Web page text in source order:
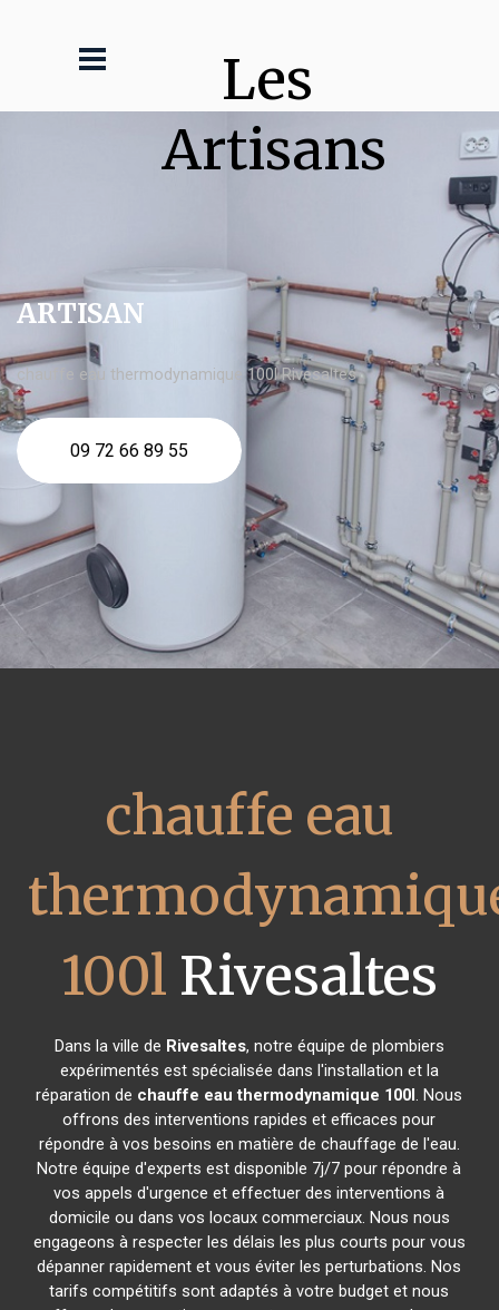
Les
Artisans
ARTISAN
chauffe eau thermodynamique 100l Rivesaltes
09 72 66 89 55
chauffe eau
100l Rivesaltes
Dans la ville de Rivesaltes, notre équipe de plombiers
expérimentés est spécialisée dans l'installation et la
réparation de chauffe eau thermodynamique 100l. Nous
offrons des interventions rapides et efficaces pour
répondre à vos besoins en matière de chauffage de l'eau.
Notre équipe d'experts est disponible 7j/7 pour répondre à
vos appels d'urgence et effectuer des interventions à
domicile ou dans vos locaux commerciaux. Nous nous
engageons à respecter les délais les plus courts pour vous
dépanner rapidement et vous éviter les perturbations. Nos
tarifs compétitifs sont adaptés à votre budget et nous